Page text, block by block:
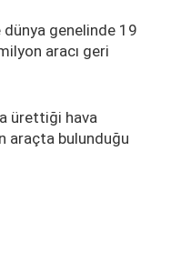
dünya genelinde 19
aracı geri
ürettiği hava
araçta bulunduğu